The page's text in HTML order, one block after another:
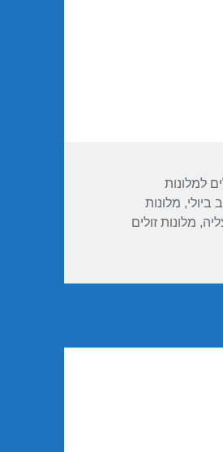
למלונות
ביולי, מלונות
, מלונות זולים